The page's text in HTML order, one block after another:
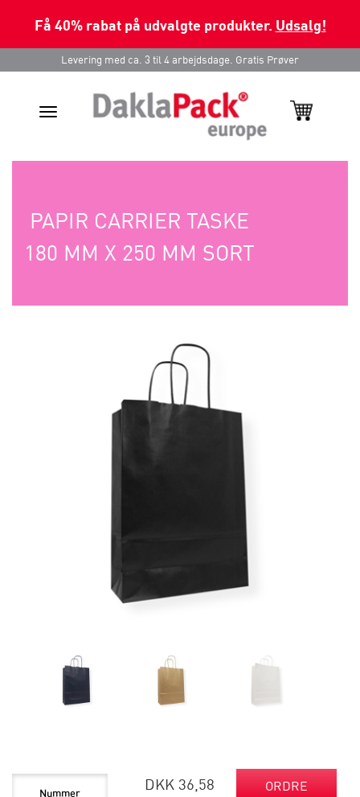
Få 40% rabat på udvalgte produkter. Udsalg!
Levering med ca. 3 til 4 arbejdsdage. Gratis Prøver
Toggle
PAPIR CARRIER TASKE
180 MM X 250 MM SORT
DKK 36,58 ORDRE